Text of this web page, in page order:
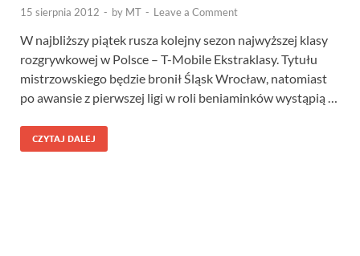
15 sierpnia 2012 - by MT - Leave a Comment
W najbliższy piątek rusza kolejny sezon najwyższej klasy
rozgrywkowej w Polsce – T-Mobile Ekstraklasy. Tytułu
mistrzowskiego będzie bronił Śląsk Wrocław, natomiast
po awansie z pierwszej ligi w roli beniaminków wystąpią …
CZYTAJ DALEJ